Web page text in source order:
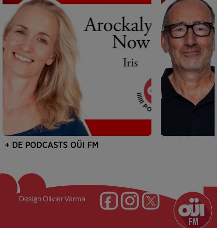
+ DE PODCASTS OÜI FM
Design Olivier Varma